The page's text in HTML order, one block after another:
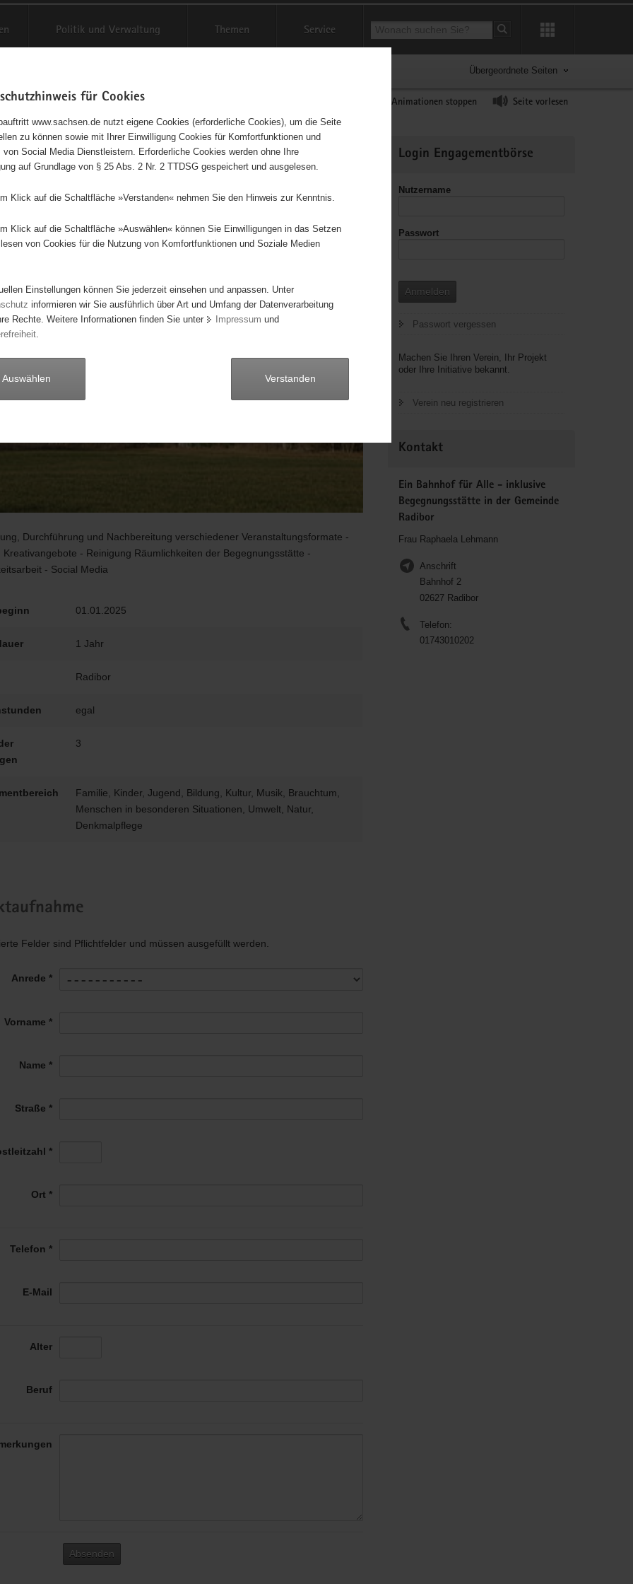
Politik und Verwaltung Themen Service Suchbegriff
Suche starten
Übergeordnete Seiten
Animationen stoppen Seite vorlesen
für Alle - inklusive
in der Gemeinde
Durchführung und Nachbereitung verschiedener Veranstaltungsformate -
Kreativangebote - Reinigung Räumlichkeiten der Begegnungsstätte -
- Social Media
01.01.2025
1 Jahr
Radibor
egal
3
Familie, Kinder, Jugend, Bildung, Kultur, Musik, Brauchtum,
Menschen in besonderen Situationen, Umwelt, Natur,
Denkmalpflege
Felder sind Pflichtfelder und müssen ausgefüllt werden.
Anrede *
Vorname *
Name *
Straße *
*
Ort *
Telefon *
E-Mail
Alter
Beruf
Absenden
Informationen
Login Engagementbörse
Nutzername
Passwort
Anmelden
Passwort vergessen
Machen Sie Ihren Verein, Ihr Projekt
oder Ihre Initiative bekannt.
Verein neu registrieren
Kontakt
Ein Bahnhof für Alle - inklusive
Begegnungsstätte in der Gemeinde
Radibor
Frau Raphaela Lehmann
Anschrift
Bahnhof 2
02627 Radibor
Telefon:
01743010202
für Cookies
www.sachsen.de nutzt eigene Cookies (erforderliche Cookies), um die Seite
zu können sowie mit Ihrer Einwilligung Cookies für Komfortfunktionen und
von Social Media Dienstleistern. Erforderliche Cookies werden ohne Ihre
auf Grundlage von § 25 Abs. 2 Nr. 2 TTDSG gespeichert und ausgelesen.
Klick auf die Schaltfläche »Verstanden« nehmen Sie den Hinweis zur Kenntnis.
Klick auf die Schaltfläche »Auswählen« können Sie Einwilligungen in das Setzen
von Cookies für die Nutzung von Komfortfunktionen und Soziale Medien
Einstellungen können Sie jederzeit einsehen und anpassen. Unter
informieren wir Sie ausführlich über Art und Umfang der Datenverarbeitung
Rechte. Weitere Informationen finden Sie unter
Impressum und
Auswählen Verstanden